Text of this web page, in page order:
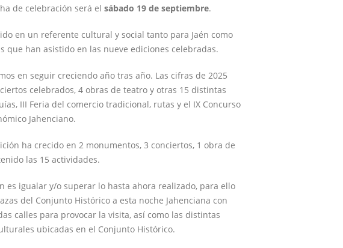
de celebración será el sábado 19 de septiembre.
en un referente cultural y social tanto para Jaén como
que han asistido en las nueve ediciones celebradas.
en seguir creciendo año tras año. Las cifras de 2025
celebrados, 4 obras de teatro y otras 15 distintas
III Feria del comercio tradicional, rutas y el IX Concurso
Jahenciano.
ha crecido en 2 monumentos, 3 conciertos, 1 obra de
las 15 actividades.
es igualar y/o superar lo hasta ahora realizado, para ello
del Conjunto Histórico a esta noche Jahenciana con
calles para provocar la visita, así como las distintas
ubicadas en el Conjunto Histórico.